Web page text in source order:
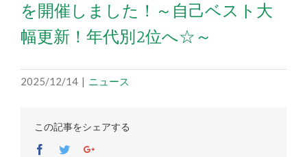
を開催しました！～自己ベスト大
幅更新！年代別2位へ☆～
2025/12/14 | ニュース
この記事をシェアする
Facebook
TwitterGoogle+